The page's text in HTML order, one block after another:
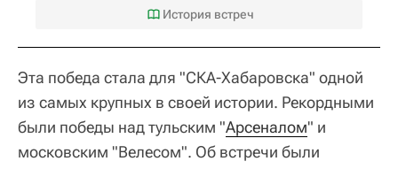
История встреч
Эта победа стала для "СКА-Хабаровска" одной
из самых крупных в своей истории. Рекордными
были победы над тульским "Арсеналом" и
московским "Велесом". Об встречи были